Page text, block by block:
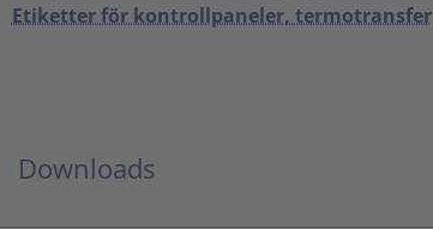
Etiketter för kontrollpaneler, termotransfer
Downloads